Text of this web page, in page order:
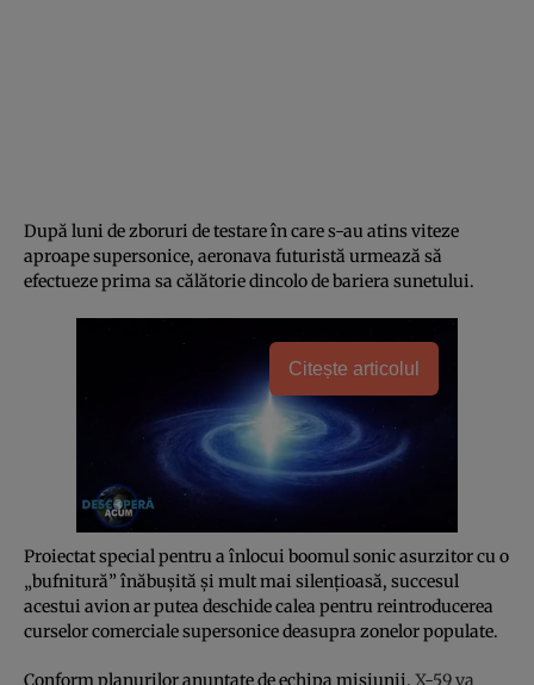
După luni de zboruri de testare în care s-au atins viteze
aproape supersonice, aeronava futuristă urmează să
efectueze prima sa călătorie dincolo de bariera sunetului.
Citește articolul
Proiectat special pentru a înlocui boomul sonic asurzitor cu o
„bufnitură” înăbușită și mult mai silențioasă, succesul
acestui avion ar putea deschide calea pentru reintroducerea
curselor comerciale supersonice deasupra zonelor populate.
Conform planurilor anunțate de echipa misiunii, X-59 va